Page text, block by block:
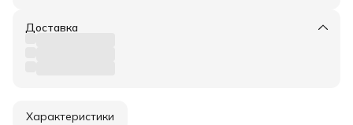
Доставка
Характеристики